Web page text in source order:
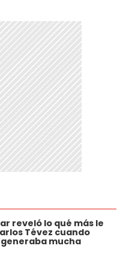
reveló lo qué más le
Tévez cuando
mucha